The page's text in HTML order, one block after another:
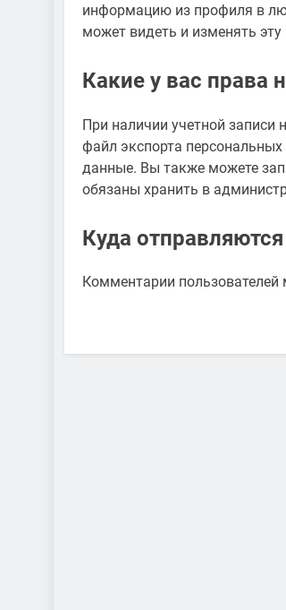
информацию из профиля в
может видеть и изменять
Какие у вас права
При наличии учетной записи
файл экспорта
данные. Вы также можете
обязаны хранить в
Куда
Комментарии